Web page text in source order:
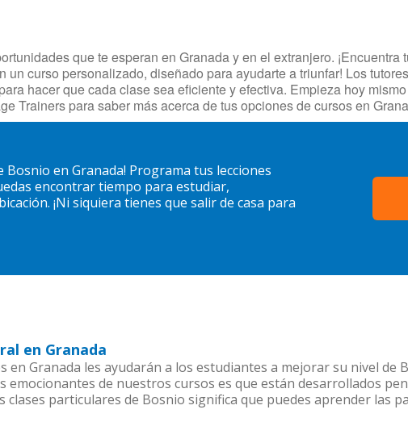
que te esperan en Granada y en el extranjero.
un curso personalizado, diseñado para ayudarte a triunfar! Los
hacer que cada clase sea eficiente y efectiva. Empieza hoy
Trainers para saber más acerca de tus opciones de cursos en
Bosnio en Granada! Programa tus lecciones
encontrar tiempo para estudiar,
¡Ni siquiera tienes que salir de casa para
en Granada
Granada les ayudarán a los estudiantes a mejorar su nivel de
emocionantes de nuestros cursos es que están desarrollados
clases particulares de Bosnio significa que puedes aprender las